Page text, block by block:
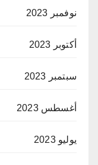
نوفمبر 2023
أكتوبر 2023
سبتمبر 2023
أغسطس 2023
يوليو 2023